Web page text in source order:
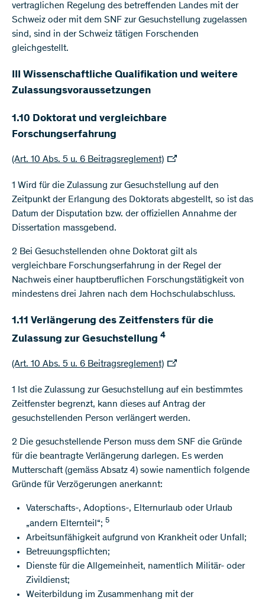
vertraglichen Regelung des betreffenden Landes mit der
Schweiz oder mit dem SNF zur Gesuchstellung zugelassen
sind, sind in der Schweiz tätigen Forschenden
gleichgestellt.
III Wissenschaftliche Qualifikation und weitere
Zulassungsvoraussetzungen
1.10 Doktorat und vergleichbare
Forschungserfahrung
(Art. 10 Abs. 5 u. 6 Beitragsreglement)
1 Wird für die Zulassung zur Gesuchstellung auf den
Zeitpunkt der Erlangung des Doktorats abgestellt, so ist das
Datum der Disputation bzw. der offiziellen Annahme der
Dissertation massgebend.
2 Bei Gesuchstellenden ohne Doktorat gilt als
vergleichbare Forschungserfahrung in der Regel der
Nachweis einer hauptberuflichen Forschungstätigkeit von
mindestens drei Jahren nach dem Hochschulabschluss.
1.11 Verlängerung des Zeitfensters für die
Zulassung zur Gesuchstellung 4
(Art. 10 Abs. 5 u. 6 Beitragsreglement)
1 Ist die Zulassung zur Gesuchstellung auf ein bestimmtes
Zeitfenster begrenzt, kann dieses auf Antrag der
gesuchstellenden Person verlängert werden.
2 Die gesuchstellende Person muss dem SNF die Gründe
für die beantragte Verlängerung darlegen. Es werden
Mutterschaft (gemäss Absatz 4) sowie namentlich folgende
Gründe für Verzögerungen anerkannt:
Vaterschafts-, Adoptions-, Elternurlaub oder Urlaub
„andern Elternteil“; 5
Arbeitsunfähigkeit aufgrund von Krankheit oder Unfall;
Betreuungspflichten;
Dienste für die Allgemeinheit, namentlich Militär- oder
Zivildienst;
Weiterbildung im Zusammenhang mit der